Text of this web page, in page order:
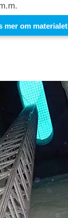
mer om materialet